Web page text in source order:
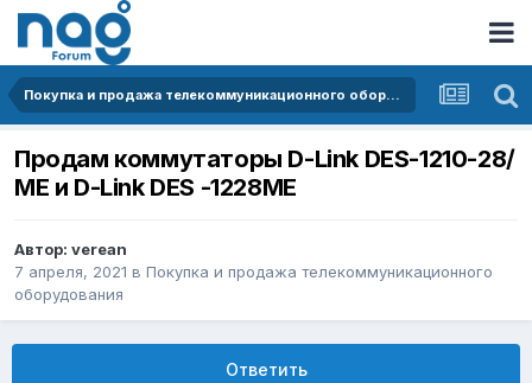
Покупка и продажа телекоммуникационного оборудования
Продам коммутаторы D-Link DES-1210-28/
МЕ и D-Link DES -1228ME
Автор: verean
7 апреля, 2021 в Покупка и продажа телекоммуникационного
оборудования
Ответить